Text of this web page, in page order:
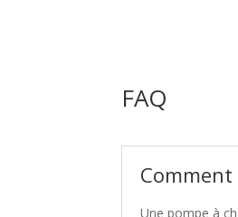
FAQ
Une pompe à